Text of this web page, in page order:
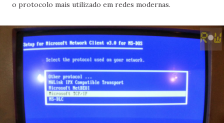
o protocolo mais utilizado em redes modernas.